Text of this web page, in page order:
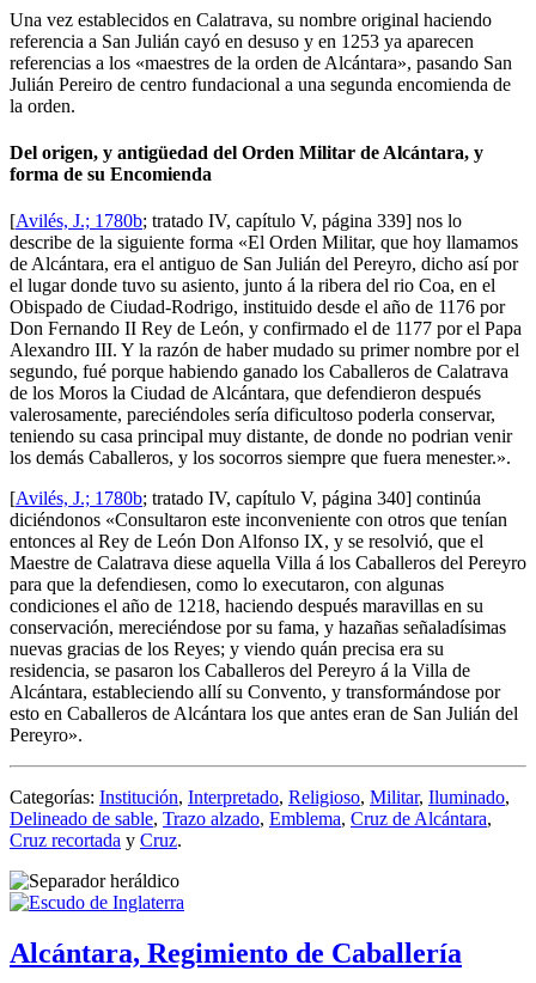
Una vez establecidos en Calatrava, su nombre original haciendo
referencia a San Julián cayó en desuso y en 1253 ya aparecen
referencias a los «maestres de la orden de Alcántara», pasando San
Julián Pereiro de centro fundacional a una segunda encomienda de
la orden.
Del origen, y antigüedad del Orden Militar de Alcántara, y
forma de su Encomienda
[Avilés, J.; 1780b; tratado IV, capítulo V, página 339] nos lo
describe de la siguiente forma «El Orden Militar, que hoy llamamos
de Alcántara, era el antiguo de San Julián del Pereyro, dicho así por
el lugar donde tuvo su asiento, junto á la ribera del rio Coa, en el
Obispado de Ciudad-Rodrigo, instituido desde el año de 1176 por
Don Fernando II Rey de León, y confirmado el de 1177 por el Papa
Alexandro III. Y la razón de haber mudado su primer nombre por el
segundo, fué porque habiendo ganado los Caballeros de Calatrava
de los Moros la Ciudad de Alcántara, que defendieron después
valerosamente, pareciéndoles sería dificultoso poderla conservar,
teniendo su casa principal muy distante, de donde no podrian venir
los demás Caballeros, y los socorros siempre que fuera menester.».
[Avilés, J.; 1780b; tratado IV, capítulo V, página 340] continúa
diciéndonos «Consultaron este inconveniente con otros que tenían
entonces al Rey de León Don Alfonso IX, y se resolvió, que el
Maestre de Calatrava diese aquella Villa á los Caballeros del Pereyro
para que la defendiesen, como lo executaron, con algunas
condiciones el año de 1218, haciendo después maravillas en su
conservación, mereciéndose por su fama, y hazañas señaladísimas
nuevas gracias de los Reyes; y viendo quán precisa era su
residencia, se pasaron los Caballeros del Pereyro á la Villa de
Alcántara, estableciendo allí su Convento, y transformándose por
esto en Caballeros de Alcántara los que antes eran de San Julián del
Pereyro».
Categorías: Institución, Interpretado, Religioso, Militar, Iluminado,
Delineado de sable, Trazo alzado, Emblema, Cruz de Alcántara,
Cruz recortada y Cruz.
Alcántara, Regimiento de Caballería